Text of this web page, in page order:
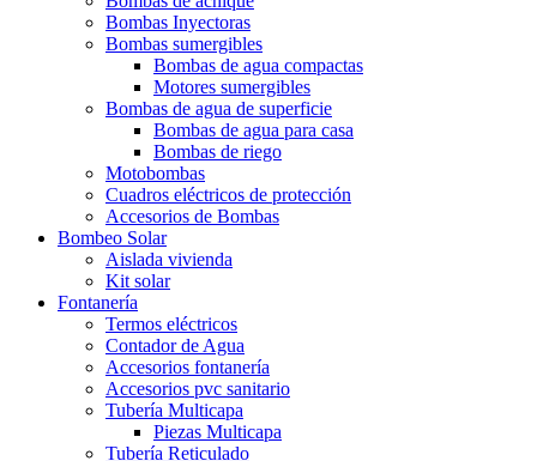
Bombas Inyectoras
Bombas sumergibles
Bombas de agua compactas
Motores sumergibles
Bombas de agua de superficie
Bombas de agua para casa
Bombas de riego
Motobombas
Cuadros eléctricos de protección
Accesorios de Bombas
Bombeo Solar
Aislada vivienda
Kit solar
Fontanería
Termos eléctricos
Contador de Agua
Accesorios fontanería
Accesorios pvc sanitario
Tubería Multicapa
Piezas Multicapa
Tubería Reticulado